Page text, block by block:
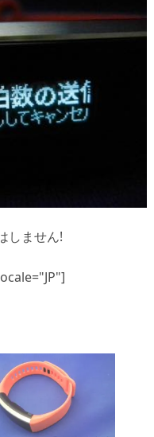
しません!